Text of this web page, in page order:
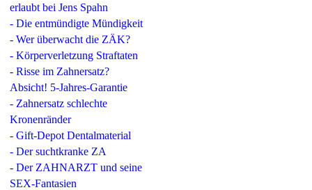
erlaubt bei Jens Spahn
- Die entmündigte Mündigkeit
- Wer überwacht die ZÄK?
- Körperverletzung Straftaten
- Risse im Zahnersatz?
Absicht! 5-Jahres-Garantie
- Zahnersatz schlechte
Kronenränder
- Gift-Depot Dentalmaterial
- Der suchtkranke ZA
- Der ZAHNARZT und seine
SEX-Fantasien